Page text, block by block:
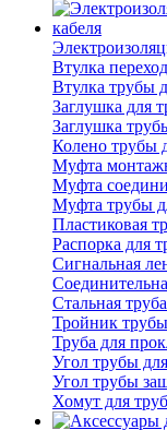
Втулка
Втулка трубы
Заглушка для
Заглушка
Колено трубы
Муфта
Муфта
Муфта трубы
Пластиковая
Распорка для
Сигнальная
Стальная
Тройник
Труба для
Угол трубы
Угол трубы
Хомут для